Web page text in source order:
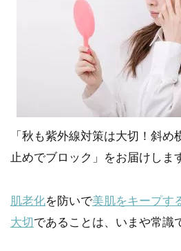
「秋も紫外線対策は大切！斜め
止めでブロック」をお届けしま
肌老化を防いで美肌をキープす
大切 であることは、いまや常識